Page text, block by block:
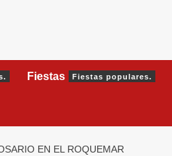
Fiestas Fiestas populares.
EN EL ROQUEMAR